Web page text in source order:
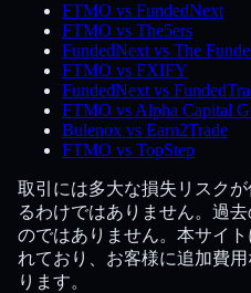
FTMO vs FundedNext
FTMO vs The5ers
FundedNext vs The
FTMO vs FXIFY
FundedNext vs
FTMO vs Alpha Capital
Bulenox vs Earn2Trade
FTMO vs TopStep
取引には多大な損失リスク
るわけではありません。過
のではありません。本サイ
れており、お客様に追加費
ります。